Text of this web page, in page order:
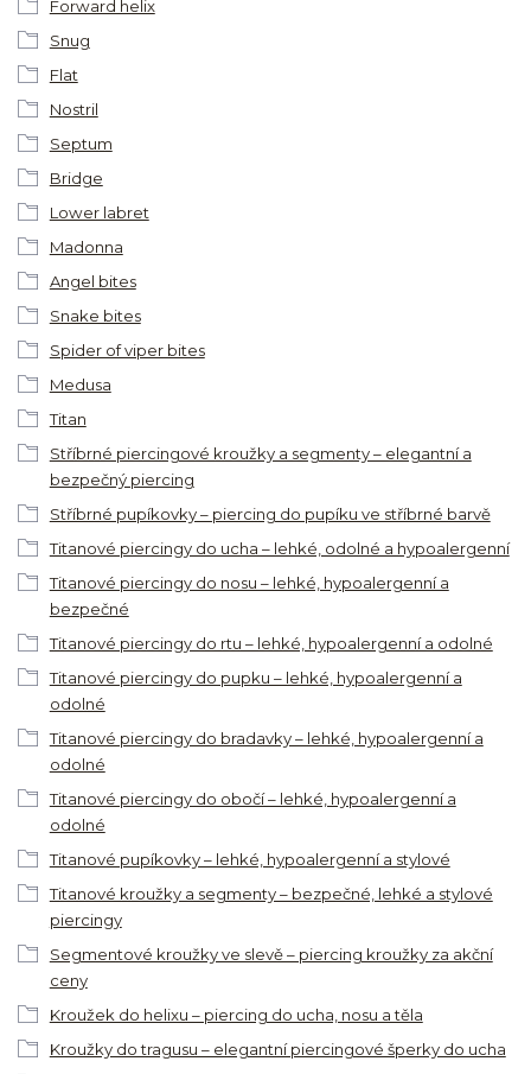
Forward helix
Snug
Flat
Nostril
Septum
Bridge
Lower labret
Madonna
Angel bites
Snake bites
Spider of viper bites
Medusa
Titan
Stříbrné piercingové kroužky a segmenty – elegantní a
bezpečný piercing
Stříbrné pupíkovky – piercing do pupíku ve stříbrné barvě
Titanové piercingy do ucha – lehké, odolné a hypoalergenní
Titanové piercingy do nosu – lehké, hypoalergenní a
bezpečné
Titanové piercingy do rtu – lehké, hypoalergenní a odolné
Titanové piercingy do pupku – lehké, hypoalergenní a
odolné
Titanové piercingy do bradavky – lehké, hypoalergenní a
odolné
Titanové piercingy do obočí – lehké, hypoalergenní a
odolné
Titanové pupíkovky – lehké, hypoalergenní a stylové
Titanové kroužky a segmenty – bezpečné, lehké a stylové
piercingy
Segmentové kroužky ve slevě – piercing kroužky za akční
ceny
Kroužek do helixu – piercing do ucha, nosu a těla
Kroužky do tragusu – elegantní piercingové šperky do ucha